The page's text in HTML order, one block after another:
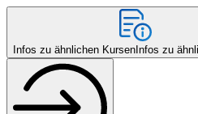
Infos zu ähnlichen Kursen Infos zu